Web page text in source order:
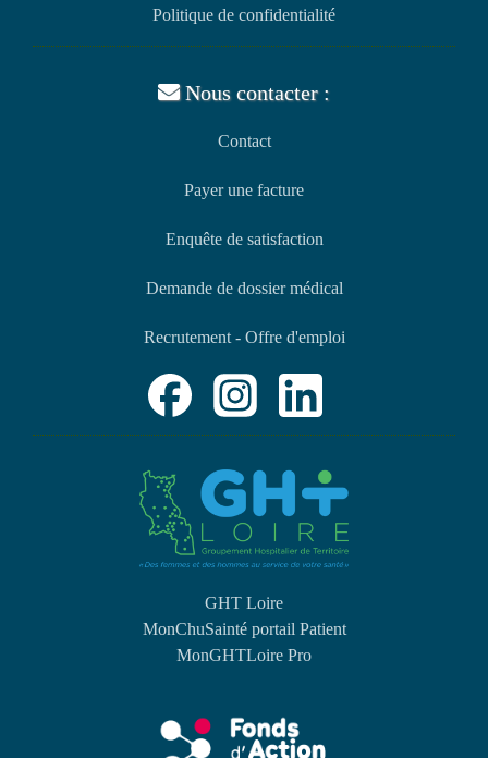
Politique de confidentialité
Nous contacter :
Contact
Payer une facture
Enquête de satisfaction
Demande de dossier médical
Recrutement - Offre d'emploi
GHT Loire
MonChuSainté portail Patient
MonGHTLoire Pro